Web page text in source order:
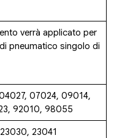
verrà applicato per
pneumatico singolo di
07024, 09014,
92010, 98055
23041